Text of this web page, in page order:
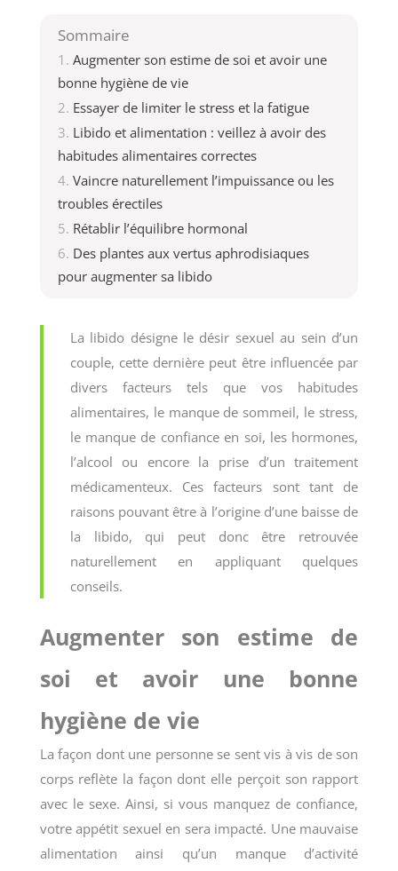
Sommaire
Augmenter son estime de soi et avoir une
bonne hygiène de vie
Essayer de limiter le stress et la fatigue
Libido et alimentation : veillez à avoir des
habitudes alimentaires correctes
Vaincre naturellement l’impuissance ou les
troubles érectiles
Rétablir l’équilibre hormonal
Des plantes aux vertus aphrodisiaques
pour augmenter sa libido
La libido désigne le désir sexuel au sein d’un
couple, cette dernière peut être influencée par
divers facteurs tels que vos habitudes
alimentaires, le manque de sommeil, le stress,
le manque de confiance en soi, les hormones,
l’alcool ou encore la prise d’un traitement
médicamenteux. Ces facteurs sont tant de
raisons pouvant être à l’origine d’une baisse de
la libido, qui peut donc être retrouvée
naturellement en appliquant quelques
conseils.
Augmenter son estime de
soi et avoir une bonne
hygiène de vie
La façon dont une personne se sent vis à vis de son
corps reflète la façon dont elle perçoit son rapport
avec le sexe. Ainsi, si vous manquez de confiance,
votre appétit sexuel en sera impacté. Une mauvaise
alimentation ainsi qu’un manque d’activité